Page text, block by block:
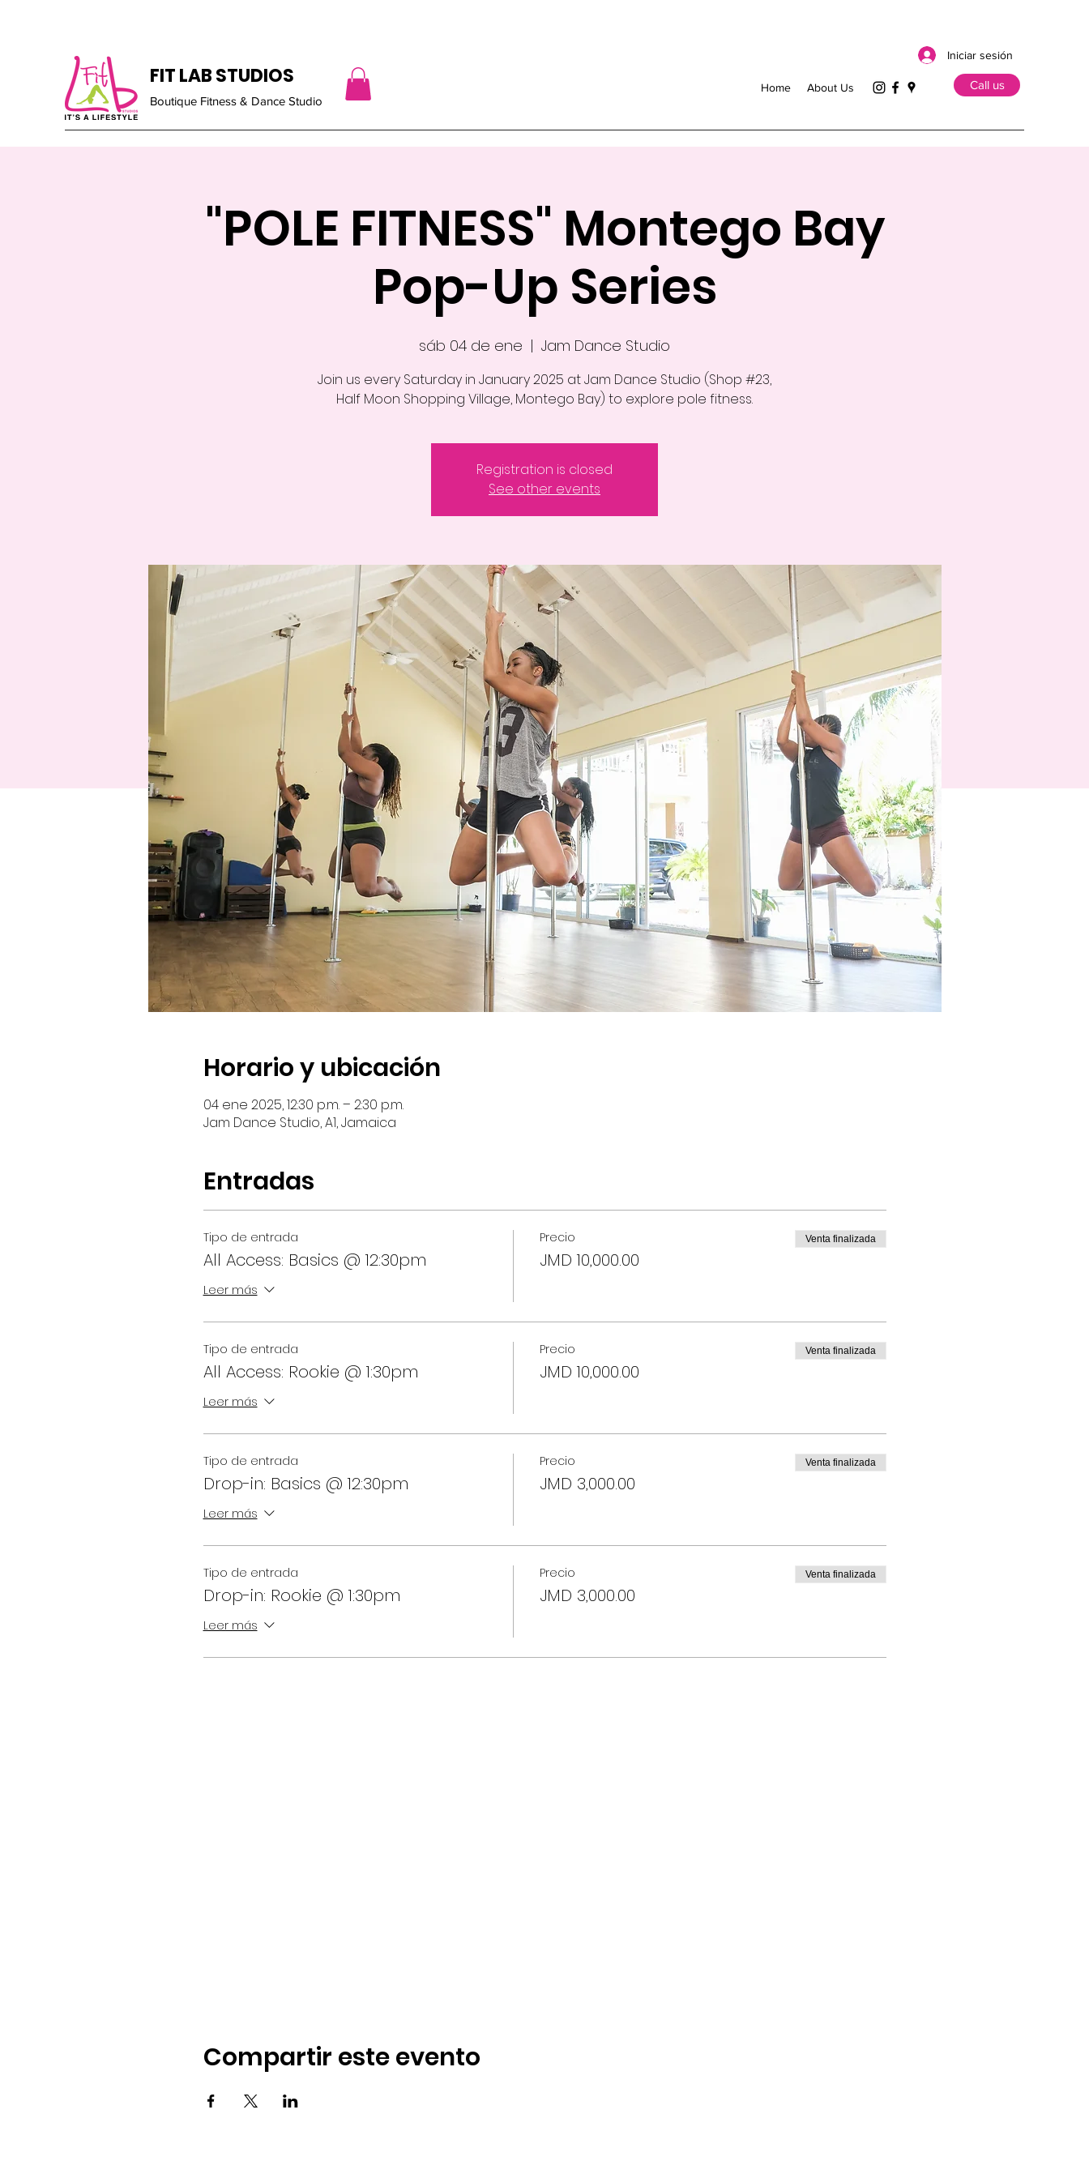
Iniciar sesión
FIT LAB STUDIOS
Boutique Fitness & Dance Studio
Home About Us Call us
"POLE FITNESS" Montego Bay
Pop-Up Series
sáb 04 de ene
  |
Jam Dance Studio
Join us every Saturday in January 2025 at Jam Dance Studio (Shop #23,
Half Moon Shopping Village, Montego Bay) to explore pole fitness.
Registration is closed
See other events
Horario y ubicación
04 ene 2025, 12:30 p.m. – 2:30 p.m.
Jam Dance Studio, A1, Jamaica
Entradas
Tipo de entrada
All Access: Basics @ 12:30pm
Leer más
Precio
JMD 10,000.00
Venta finalizada
Tipo de entrada
All Access: Rookie @ 1:30pm
Leer más
Precio
JMD 10,000.00
Venta finalizada
Tipo de entrada
Drop-in: Basics @ 12:30pm
Leer más
Precio
JMD 3,000.00
Venta finalizada
Tipo de entrada
Drop-in: Rookie @ 1:30pm
Leer más
Precio
JMD 3,000.00
Venta finalizada
Compartir este evento